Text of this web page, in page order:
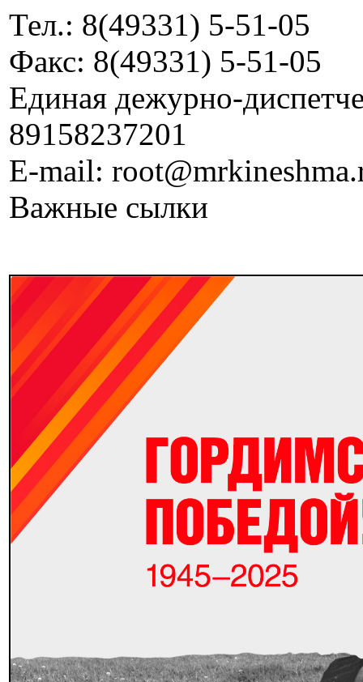
Тел.: 8(49331) 5-51-05
Факс: 8(49331) 5-51-05
Единая дежурно-
89158237201
E-mail:
Важные сылки